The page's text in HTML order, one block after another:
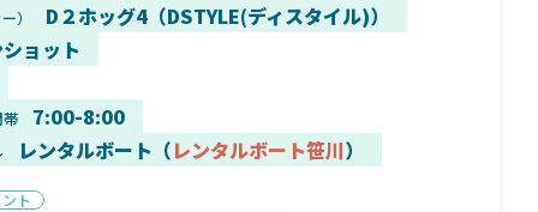
）
D２ホッグ4（DSTYLE(ディスタイル)）
ョット
帯 7:00-8:00
レンタルボート（レンタルボート笹川）
ト
め！
16日
意のままに！24ヴァンフォードとの違いも
解説！